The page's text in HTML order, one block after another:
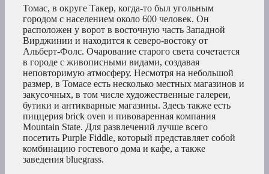
Томас, в округе Такер, когда-то был угольным
городом с населением около 600 человек. Он
расположен у ворот в восточную часть Западной
Вирджинии и находится к северо-востоку от
Альберт-Фолс. Очарование старого света сочетается
в городе с живописными видами, создавая
неповторимую атмосферу. Несмотря на небольшой
размер, в Томасе есть несколько местных магазинов и
закусочных, в том числе художественные галереи,
бутики и антикварные магазины. Здесь также есть
пиццерия brick oven и пивоваренная компания
Mountain State. Для развлечений лучше всего
посетить Purple Fiddle, который представляет собой
комбинацию гостевого дома и кафе, а также
заведения bluegrass.